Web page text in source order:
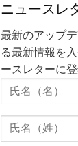
ニュースレ
最新のアップ
る最新情報を
ースレターに